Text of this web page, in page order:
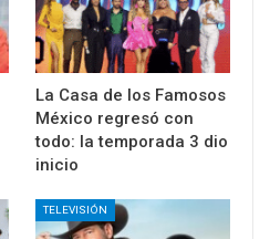
La Casa de los Famosos
México regresó con
todo: la temporada 3 dio
inicio
TELEVISIÓN